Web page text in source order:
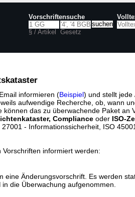
Vorschriftensuche
§ / Artikel Gesetz
informieren (Beispiel) und stellt jede
aufwendige Recherche, ob, wann
das zu überwachende Paket an
Compliance oder ISO-
- Informationssicherheit, ISO
informiert werden:
eine Änderungsvorschrift. Es werden
die Überwachung aufgenommen.